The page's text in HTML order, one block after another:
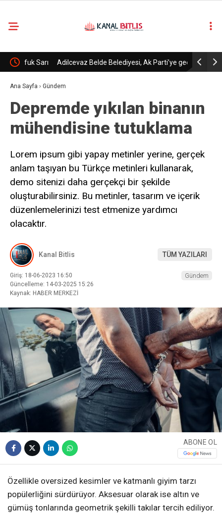
Sarı Adilcevaz Belde Belediyesi, Ak Parti’ye geçti. Terör
Ana Sayfa › Gündem
Depremde yıkılan binanın
mühendisine tutuklama
Lorem ipsum gibi yapay metinler yerine, gerçek
anlam taşıyan bu Türkçe metinleri kullanarak,
demo sitenizi daha gerçekçi bir şekilde
oluşturabilirsiniz. Bu metinler, tasarım ve içerik
düzenlemelerinizi test etmenize yardımcı
olacaktır.
Kanal Bitlis TÜM YAZILARI
Giriş: 18-06-2023 16:50
Güncelleme: 14-03-2025 15:26
Kaynak: HABER MERKEZİ
Gündem
ABONE OL
Özellikle oversized kesimler ve katmanlı giyim tarzı
popülerliğini sürdürüyor. Aksesuar olarak ise altın ve
gümüş tonlarında geometrik şekilli takılar tercih ediliyor.